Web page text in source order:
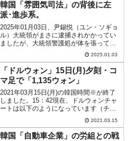
韓国「雰囲気司法」の背後に左
派･進歩系。
2025年01月03日、尹錫悦（ユン・ソギョ
ル）大統領がまさに逮捕されかかってい
ましたが、大統領警護処が体を張って、
高位公職者犯罪捜査処の逮捕執行を防ぎ
ました。そもそも高位公職者犯罪捜査処
の逮捕状申請がいい加減ですし、逮捕状
を出したソウル西...
2025.01.03
「ドルウォン」15日(月)夕刻・コ
マ足で「1,135ウォン」
2021年03月15日(月)の韓国時間※が終了
しました。15：42現在、ドルウォンチャ
ートは以下のようになっています（チャ
ートは『Investing.com』より引用：以下
同）。陰線ですが、コマ足になっており
均衡を示しています。「1ドル＝1...
2021.03.15
韓国「自動車企業」の労組との戦